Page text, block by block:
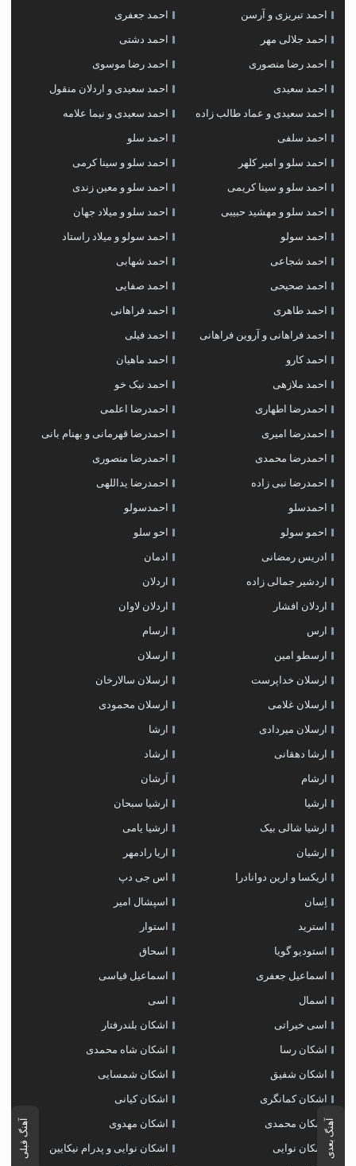
آهنگ بعدی آهنگ قبلی
احمد تبریزی و آرسن احمد جعفری
احمد جلالی مهر احمد دشتی
احمد رضا منصوری احمد رضا موسوی
احمد سعیدی احمد سعیدی و اردلان منقول
احمد سعیدی و عماد طالب زاده احمد سعیدی و نیما علامه
احمد سلفی احمد سلو
احمد سلو و امیر کلهر احمد سلو و سینا کرمی
احمد سلو و سینا کریمی احمد سلو و معین زندی
احمد سلو و مهشید حبیبی احمد سلو و میلاد جهان
احمد سولو احمد سولو و میلاد راستاد
احمد شجاعی احمد شهابی
احمد صحیحی احمد صفایی
احمد طاهری احمد فراهانی
احمد فراهانی و آروین فراهانی احمد فیلی
احمد کارو احمد ماهیان
احمد ملازهی احمد نیک خو
احمدرضا اطهاری احمدرضا اعلمی
احمدرضا امیری احمدرضا قهرمانی و بهنام بانی
احمدرضا محمدی احمدرضا منصوری
احمدرضا نبی زاده احمدرضا یداللهی
احمدسلو احمدسولو
احمو سولو احو سلو
ادریس رمضانی ادمان
اردشیر جمالی زاده اردلان
اردلان افشار اردلان لاوان
ارس ارسام
ارسطو امین ارسلان
ارسلان خداپرست ارسلان سالارخان
ارسلان غلامی ارسلان محمودی
ارسلان میردادی ارشا
ارشا دهقانی ارشاد
ارشام اَرشان
ارشیا ارشیا سبحان
ارشیا شالی بیک ارشیا یامی
ارشیان اریا رادمهر
اریکسا و ارین دوانادرا اس جی دپ
اِسان اسپشال امیر
استرید استوار
استودیو گویا اسحاق
اسماعیل جعفری اسماعیل قیاسی
اسمال اسی
اسی خیراتی اشکان بلندرفتار
اشکان رسا اشکان شاه محمدی
اشکان شفیق اشکان شمسایی
اشکان‌ کمانگری اشکان کیانی
اشکان محمدی اشکان مهدوی
اشکان نوایی اشکان نوایی و پدرام نیکایین